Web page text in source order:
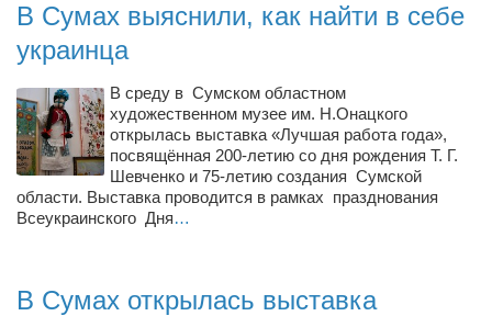
Ольга Чикина
Здоровье
Врач психиатр–нарколог Анплеев А.Б.
Косметологическое отделение КП Сумская
городская клиническая больница №4
В Сумах выяснили, как найти в себе
украинца
В среду в Сумском областном
художественном музее им. Н.Онацкого
открылась выставка «Лучшая работа года»,
посвящённая 200-летию со дня рождения Т. Г.
Шевченко и 75-летию создания Сумской
области. Выставка проводится в рамках празднования
Всеукраинского Дня…
В Сумах открылась выставка